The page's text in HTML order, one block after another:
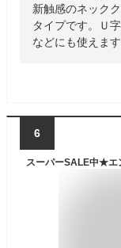
新触感のネック
タイプです。Ｕ
などにも使えます
6